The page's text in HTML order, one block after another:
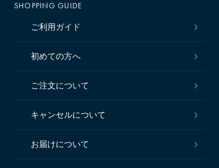
SHOPPING GUIDE
ご利用ガイド
初めての方へ
ご注文について
キャンセルについて
お届けについて